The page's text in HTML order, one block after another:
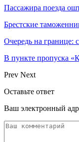
Пассажира поезда
Брестские
Очередь на границе:
В пункте пропуска
Prev Next
Оставьте ответ
Ваш электронный